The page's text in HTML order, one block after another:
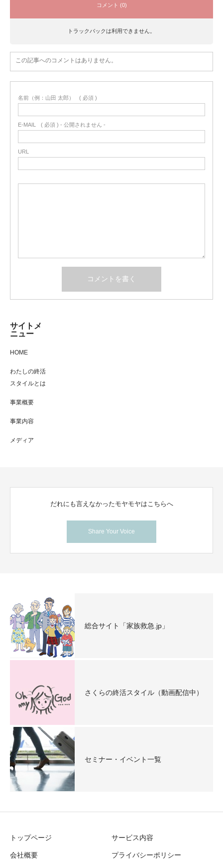
コメント (0)
トラックバックは利用できません。
この記事へのコメントはありません。
名前（例：山田 太郎） ( 必須 )
E-MAIL ( 必須 ) - 公開されません -
URL
サイトメ
ニュー
HOME
わたしの終活
スタイルとは
事業概要
事業内容
メディア
だれにも言えなかったモヤモヤはこちらへ
Share Your Voice
総合サイト「家族救急.jp」
さくらの終活スタイル（動画配信中）
セミナー・イベント一覧
トップページ サービス内容
会社概要 プライバシーポリシー